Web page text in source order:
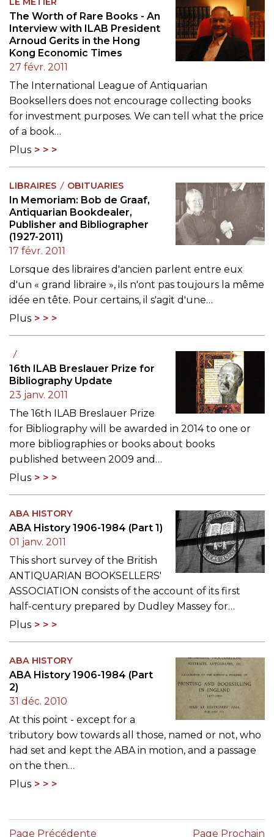
The Worth of Rare Books - An
Interview with ILAB President
Arnoud Gerits in the Hong
Kong Economic Times
27 févr. 2011
The International League of Antiquarian
Booksellers does not encourage collecting books
for investment purposes. We can tell what the price
of a book…
Plus
LIBRAIRES OBITUARIES
In Memoriam: Bob de Graaf,
Antiquarian Bookdealer,
Publisher and Bibliographer
(1927-2011)
17 févr. 2011
Lorsque des libraires d'ancien parlent entre eux
d'un « grand libraire », ils n'ont pas toujours la même
idée en tête. Pour certains, il s'agit d'une…
Plus
16th ILAB Breslauer Prize for
Bibliography Update
23 janv. 2011
The 16th ILAB Breslauer Prize
for Bibliography will be awarded in 2014 to one or
more bibliographies or books about books
published between 2009 and…
Plus
ABA HISTORY
ABA History 1906-1984 (Part 1)
01 janv. 2011
This short survey of the British
ANTIQUARIAN BOOKSELLERS'
ASSOCIATION consists of the account of its first
half-century prepared by Dudley Massey for…
Plus
ABA HISTORY
ABA History 1906-1984 (Part
2)
31 déc. 2010
At this point - except for a
tributory bow towards all those, named or not, who
had set and kept the ABA in motion, and a passage
on the then…
Plus
Page Précédente
Page Prochain